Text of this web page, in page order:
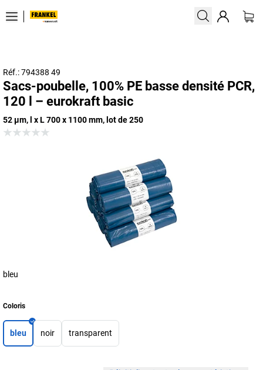
Réf.: 794388 49
Sacs-poubelle, 100% PE basse densité PCR,
120 l – eurokraft basic
52 µm, l x L 700 x 1100 mm, lot de 250
bleu
Coloris
bleu noir transparent